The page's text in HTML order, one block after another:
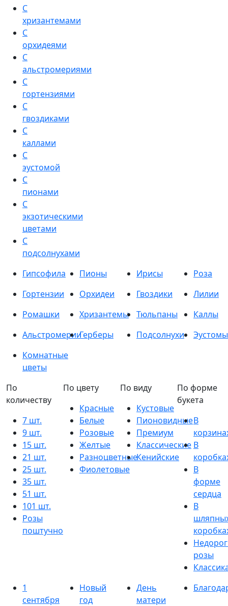
С
хризантемами
С
орхидеями
С
альстромериями
С
гортензиями
С
гвоздиками
С
каллами
С
эустомой
С
пионами
С
экзотическими
цветами
С
подсолнухами
Гипсофила
Пионы Ирисы
Роза
Гортензии
Орхидеи Гвоздики
Лилии
Ромашки
Хризантемы Тюльпаны
Каллы
АльстромерииГерберы Подсолнухи
Эустомы
Комнатные
цветы
По
количеству
7 шт.
9 шт.
15 шт.
21 шт.
25 шт.
35 шт.
51 шт.
101 шт.
Розы
поштучно
По цвету
Красные
Белые
Розовые
Желтые
Разноцветные
Фиолетовые
По виду
Кустовые
Пионовидные
Премиум
Классические
Кенийские
По форме
букета
В
В
В
форме
сердца
В
розы
1
сентября
Новый
год
День
матери